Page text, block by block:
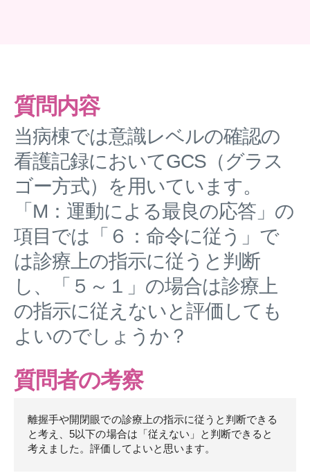
質問内容
当病棟では意識レベルの確認の
看護記録においてGCS（グラス
ゴー方式）を用いています。
「M：運動による最良の応答」の
項目では「６：命令に従う」で
は診療上の指示に従うと判断
し、「５～１」の場合は診療上
の指示に従えないと評価しても
よいのでしょうか？
質問者の考察
離握手や開閉眼での診療上の指示に従うと判断できる
と考え、5以下の場合は「従えない」と判断できると
考えました。評価してよいと思います。